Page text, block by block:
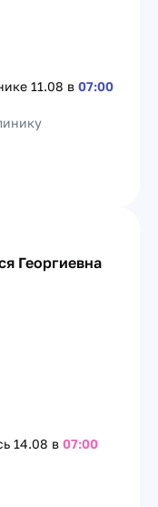
11.08 в 07:00
Георгиевна
14.08 в 07:00